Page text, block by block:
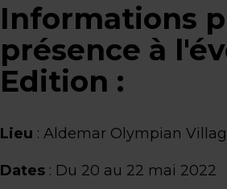
Informations
présence à
Edition :
Lieu : Aldemar Olympian
Dates : Du 20 au 22 mai 2022